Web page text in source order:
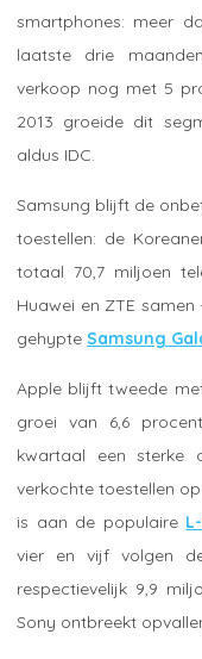
smartphones: meer
laatste drie
verkoop nog met 5
2013 groeide dit
aldus IDC.
Samsung blijft de
toestellen: de
totaal 70,7 miljoen
Huawei en ZTE
gehypte Samsung
Apple blijft tweede
groei van 6,6
kwartaal een sterke
verkochte toestellen
is aan de populaire
vier en vijf volgen
respectievelijk 9,9
Sony ontbreekt